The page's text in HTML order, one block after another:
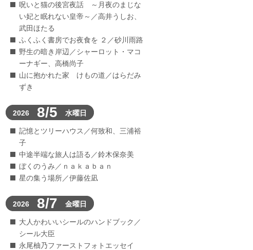
呪いと猫の後宮夜話 ～月夜のまじな
い妃と眠れない皇帝～／高井うしお、
武田ほたる
ふくふく書房でお夜食を ２／砂川雨路
野生の暗き岸辺／シャーロット・マコ
ーナギー、高橋尚子
山に抱かれた家 けもの道／はらだみ
ずき
2026 8/5 水曜日
記憶とツリーハウス／何致和、三浦裕
子
中途半端な旅人は語る／鈴木保奈美
ぼくのうみ／ｎａｋａｂａｎ
星の集う場所／伊藤佐凪
2026 8/7 金曜日
大人かわいいシールのハンドブック／
シール大臣
永尾柚乃ファーストフォトエッセイ